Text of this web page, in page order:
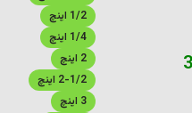
1/2 اینچ
1/4 اینچ
2 اینچ
2-1/2 اینچ
3 اینچ